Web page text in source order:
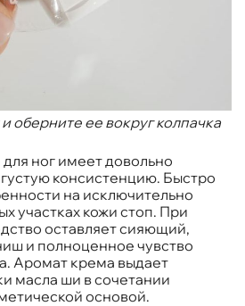
оберните ее вокруг колпачка
ног имеет довольно
консистенцию. Быстро
на исключительно
участках кожи стоп. При
оставляет сияющий,
и полноценное чувство
Аромат крема выдает
масла ши в сочетании
основой.